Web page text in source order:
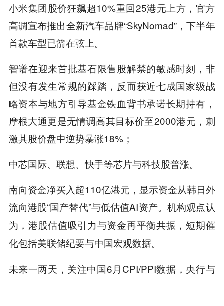
小米集团股价狂飙超10%重回25港元上方，官方
高调宣布推出全新汽车品牌“SkyNomad”，下半年
首款车型已箭在弦上。
智谱在迎来首批基石限售股解禁的敏感时刻，非
但没有发生常规的踩踏，反而获近七成国家级战
略资本与地方引导基金铁血背书承诺长期持有，
摩根大通更是无情调高其目标价至2000港元，刺
激其股价盘中逆势暴涨18%；
中芯国际、联想、快手等芯片与科技股普涨。
南向资金净买入超110亿港元，显示资金从韩日外
流向港股“国产替代”与低估值AI资产。 机构观点认
为，港股估值吸引力与资金再平衡共振，短期催
化包括美联储纪要与中国宏观数据。
未来一两天，关注中国6月CPI/PPI数据，央行与